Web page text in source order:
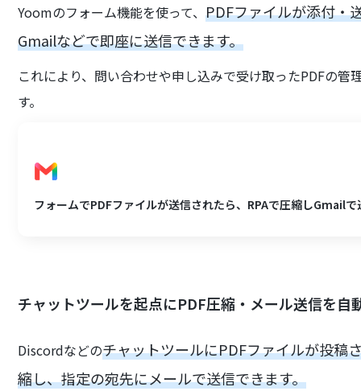
Yoomのフォーム機能を使って、PDFファイルが添付・
Gmailなどで即座に送信できます。
これにより、問い合わせや申し込みで受け取ったPDFの
す。
フォームでPDFファイルが送信されたら、RPAで圧縮しGmailで
チャットツールを起点にPDF圧縮・メール送信を自
DiscordなどのチャットツールにPDFファイルが投稿
縮し、指定の宛先にメールで送信できます。